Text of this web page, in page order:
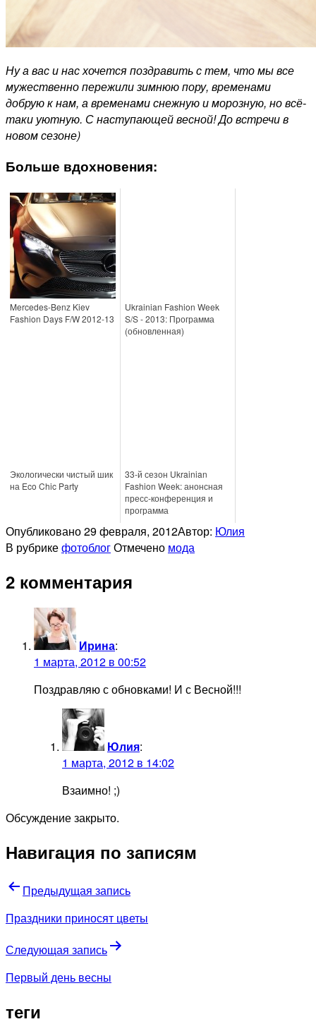
Ну а вас и нас хочется поздравить с тем, что мы все
мужественно пережили зимнюю пору, временами
добрую к нам, а временами снежную и морозную, но всё-
таки уютную. С наступающей весной! До встречи в
новом сезоне)
Больше вдохновения:
Mercedes-Benz Kiev
Fashion Days F/W 2012-13
Ukrainian Fashion Week
S/S - 2013: Программа
(обновленная)
Экологически чистый шик
на Eco Chic Party
33-й сезон Ukrainian
Fashion Week: анонсная
пресс-конференция и
программа
Опубликовано29 февраля, 2012Автор: Юлия
В рубрикефотоблогОтмечено мода
2 комментария
Ирина:
1 марта, 2012 в 00:52
Поздравляю с обновками! И с Весной!!!
Юлия:
1 марта, 2012 в 14:02
Взаимно! ;)
Обсуждение закрыто.
Навигация по записям
Предыдущая запись
Праздники приносят цветы
Следующая запись
Первый день весны
теги